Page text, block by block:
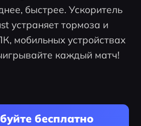
быстрее. Ускоритель
устраняет тормоза и
мобильных устройствах
каждый матч!
бесплатно